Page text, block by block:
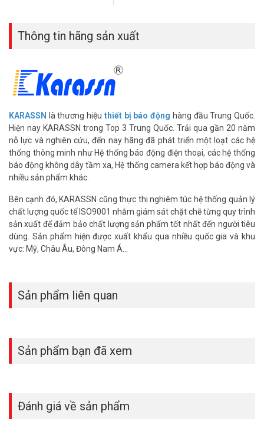
Thông tin hãng sản xuất
KARASSN là thương hiệu thiết bị báo động hàng đầu Trung Quốc.
Hiện nay KARASSN trong Top 3 Trung Quốc. Trải qua gần 20 năm
nỗ lực và nghiên cứu, đến nay hãng đã phát triển một loạt các hệ
thống thông minh như Hệ thống báo động điện thoại, các hệ thống
báo động không dây tầm xa, Hệ thống camera kết hợp báo động và
nhiều sản phẩm khác.
Bên cạnh đó, KARASSN cũng thực thi nghiêm túc hệ thống quản lý
chất lượng quốc tế ISO9001 nhằm giám sát chặt chẽ từng quy trình
sản xuất để đảm bảo chất lượng sản phẩm tốt nhất đến người tiêu
dùng. Sản phẩm hiện được xuất khẩu qua nhiều quốc gia và khu
vực: Mỹ, Châu Âu, Đông Nam Á…
Sản phẩm liên quan
Sản phẩm bạn đã xem
Đánh giá về sản phẩm